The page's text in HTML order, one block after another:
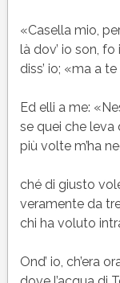
«Casella mio,
là dov’ io son,
diss’ io; «ma a
Ed elli a me:
se quei che leva
più volte m’ha
ché di giusto
veramente da
chi ha voluto
Ond’ io, ch’era